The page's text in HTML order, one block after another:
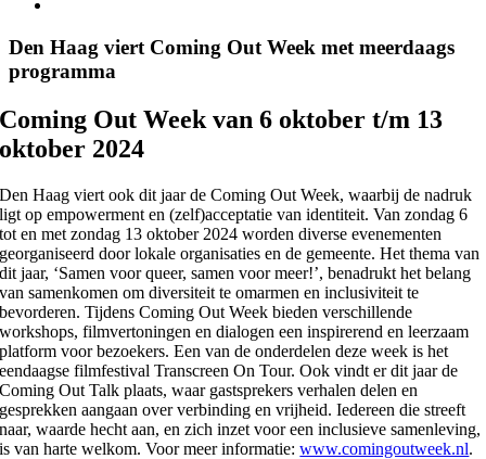
Den Haag viert Coming Out Week met meerdaags
programma
Coming Out Week van 6 oktober t/m 13
oktober 2024
Den Haag viert ook dit jaar de Coming Out Week, waarbij de nadruk
ligt op empowerment en (zelf)acceptatie van identiteit. Van zondag 6
tot en met zondag 13 oktober 2024 worden diverse evenementen
georganiseerd door lokale organisaties en de gemeente. Het thema van
dit jaar, ‘Samen voor queer, samen voor meer!’, benadrukt het belang
van samenkomen om diversiteit te omarmen en inclusiviteit te
bevorderen. Tijdens Coming Out Week bieden verschillende
workshops, filmvertoningen en dialogen een inspirerend en leerzaam
platform voor bezoekers. Een van de onderdelen deze week is het
eendaagse filmfestival Transcreen On Tour. Ook vindt er dit jaar de
Coming Out Talk plaats, waar gastsprekers verhalen delen en
gesprekken aangaan over verbinding en vrijheid. Iedereen die streeft
naar, waarde hecht aan, en zich inzet voor een inclusieve samenleving,
is van harte welkom. Voor meer informatie:www.comingoutweek.nl.